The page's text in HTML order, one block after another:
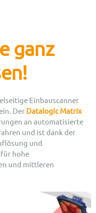
ganz
Einbauscanner
Der Datalogic Matrix
an automatisierte
und ist dank der
und
hohe
und mittleren